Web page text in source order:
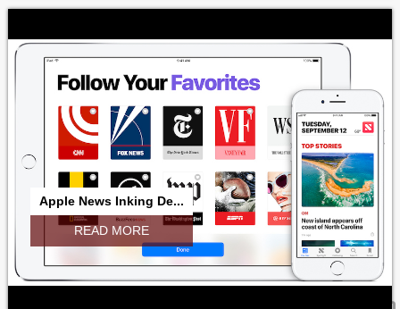
Apple News Inking De...
READ MORE